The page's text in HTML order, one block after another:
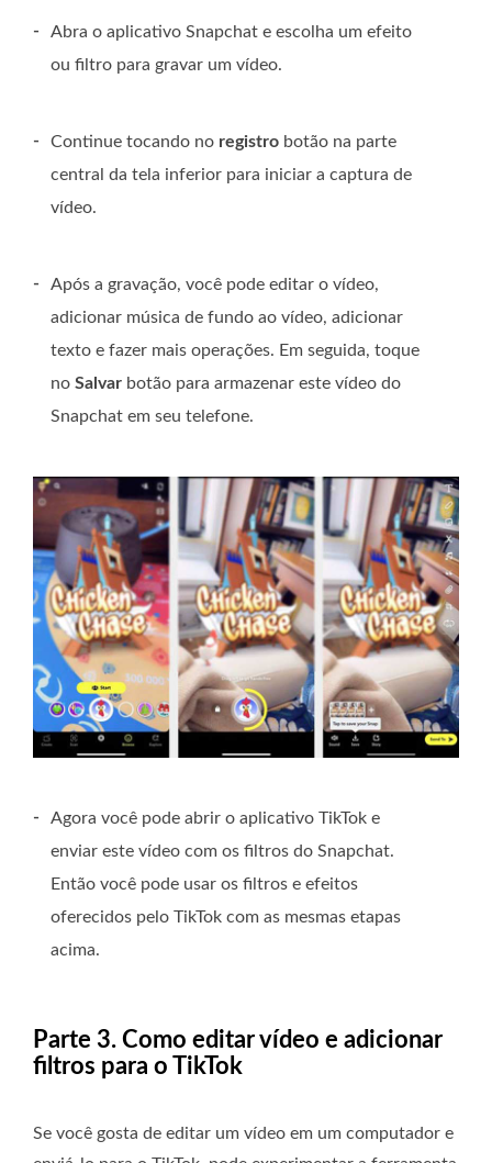
-
Abra o aplicativo Snapchat e escolha um efeito
ou filtro para gravar um vídeo.
- Continue tocando no registro botão na parte
central da tela inferior para iniciar a captura de
vídeo.
-
Após a gravação, você pode editar o vídeo,
adicionar música de fundo ao vídeo, adicionar
texto e fazer mais operações. Em seguida, toque
no Salvar botão para armazenar este vídeo do
Snapchat em seu telefone.
-
Agora você pode abrir o aplicativo TikTok e
enviar este vídeo com os filtros do Snapchat.
Então você pode usar os filtros e efeitos
oferecidos pelo TikTok com as mesmas etapas
acima.
Parte 3. Como editar vídeo e adicionar
filtros para o TikTok
Se você gosta de editar um vídeo em um computador e